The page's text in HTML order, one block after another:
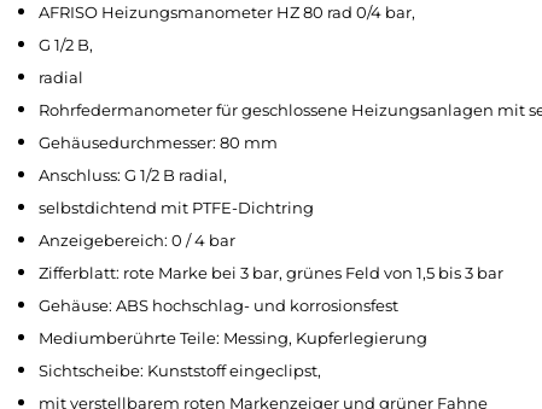
AFRISO Heizungsmanometer HZ 80 rad 0/4 bar,
G 1/2 B,
radial
Rohrfedermanometer für geschlossene Heizungsanlagen mit
Gehäusedurchmesser: 80 mm
Anschluss: G 1/2 B radial,
selbstdichtend mit PTFE-Dichtring
Anzeigebereich: 0 / 4 bar
Zifferblatt: rote Marke bei 3 bar, grünes Feld von 1,5 bis 3 bar
Gehäuse: ABS hochschlag- und korrosionsfest
Mediumberührte Teile: Messing, Kupferlegierung
Sichtscheibe: Kunststoff eingeclipst,
mit verstellbarem roten Markenzeiger und grüner Fahne